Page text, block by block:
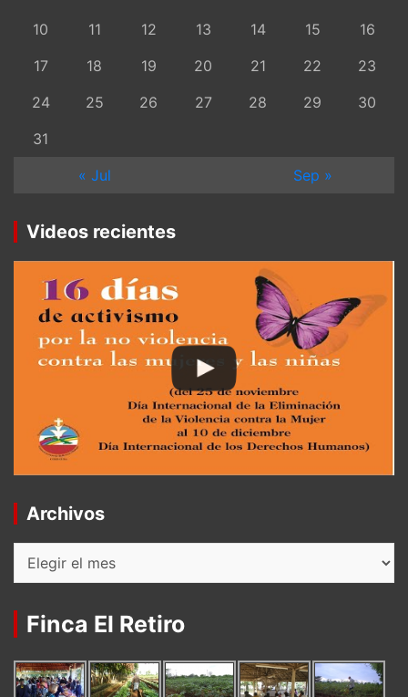
10
11 12 13 14 15
16
17
18 19 20 21 22
23
24
25 26 27 28 29
30
31
« Jul
Sep »
Videos recientes
Archivos
Archivos
Finca El Retiro